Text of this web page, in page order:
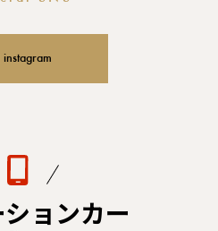
instagram
ションカー